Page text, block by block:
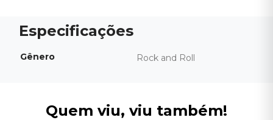
Gênero Rock and Roll
Quem viu, viu também!